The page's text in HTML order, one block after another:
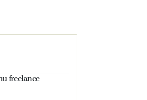
freelance